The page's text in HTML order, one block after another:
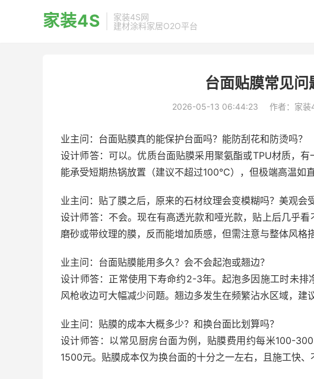
家装4S
家装4S网
建材涂料家居O2O平台
台面贴膜常见问
2026-05-13 06:44:23 作者：家装
业主问：台面贴膜真的能保护台面吗？能防刮花和防烫吗？
设计师答：可以。优质台面贴膜采用聚氨酯或TPU材质，
能承受短期热锅放置（建议不超过100℃），但极端高温如
业主问：贴了膜之后，原来的石材纹理会变模糊吗？美观会
设计师答：不会。现在有高透光款和哑光款，贴上后几乎
磨砂或带纹理的膜，反而能增加质感，但需注意与整体风格搭
业主问：台面贴膜能用多久？会不会起泡或翘边？
设计师答：正常使用下寿命约2-3年。起泡多因施工时未
风枪收边可大幅减少问题。翘边多发生在频繁沾水区域，建
业主问：贴膜的成本大概多少？和换台面比划算吗？
设计师答：以常见厨房台面为例，贴膜费用约每米100-
1500元。贴膜成本仅为换台面的十分之一左右，且施工快、